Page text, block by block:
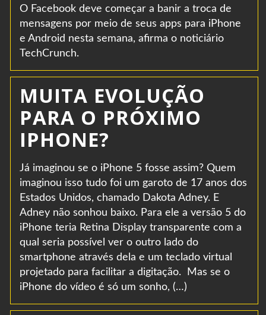
O Facebook deve começar a banir a troca de
mensagens por meio de seus apps para iPhone
e Android nesta semana, afirma o noticiário
TechCrunch.
MUITA EVOLUÇÃO
PARA O PRÓXIMO
IPHONE?
Já imaginou se o iPhone 5 fosse assim? Quem
imaginou isso tudo foi um garoto de 17 anos dos
Estados Unidos, chamado Dakota Adney. E
Adney não sonhou baixo. Para ele a versão 5 do
iPhone teria Retina Display transparente com a
qual seria possível ver o outro lado do
smartphone através dela e um teclado virtual
projetado para facilitar a digitação. Mas se o
iPhone do vídeo é só um sonho, (…)